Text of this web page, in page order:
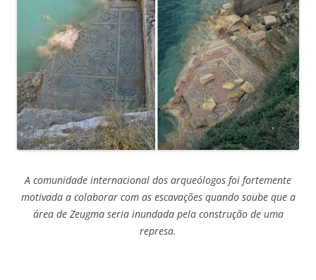
A comunidade internacional dos arqueólogos foi fortemente
motivada a colaborar com as escavações quando soube que a
área de Zeugma seria inundada pela construção de uma
represa.